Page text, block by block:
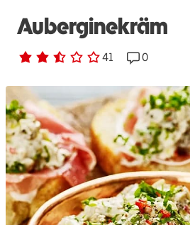
Auberginekräm
Betyg 2.7 av 5. 41
41 personer har röstatReceptet
0